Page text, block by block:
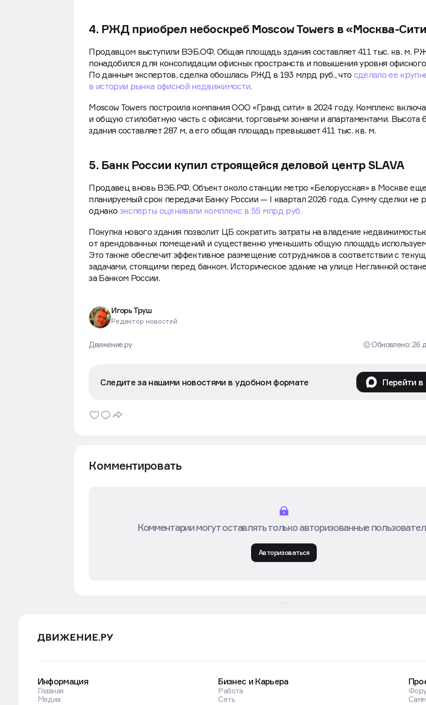
4. РЖД приобрел небоскреб Moscow Towers в «Москва-
Продавцом выступили ВЭБ.ОФ. Общая площадь здания составляет 411 тыс. кв. м.
понадобился для консолидации офисных пространств и повышения уровня офисного
По данным экспертов, сделка обошлась РЖД в 193 млрд руб., что сделало ее
в истории рынка офисной недвижимости.
Moscow Towers построила компания ООО «Гранд сити» в 2024 году. Комплекс
и общую стилобатную часть с офисами, торговыми зонами и апартаментами. Высота
здания составляет 287 м, а его общая площадь превышает 411 тыс. кв. м.
5. Банк России купил строящейся деловой центр SLAVA
Продавец вновь ВЭБ.РФ. Объект около станции метро «Белорусская» в Москве еще
планируемый срок передачи Банку России — I квартал 2026 года. Сумму сделки не
однако эксперты оценивали комплекс в 55 млрд руб.
Покупка нового здания позволит ЦБ сократить затраты на владение
от арендованных помещений и существенно уменьшить общую площадь
Это также обеспечит эффективное размещение сотрудников в соответствии с
задачами, стоящими перед банком. Историческое здание на улице Неглинной
за Банком России.
Игорь Труш
Редактор новостей
Движение.ру Обновлено: 26
Следите за нашими новостями в удобном формате Перейти
Комментировать
Комментарии могут оставлять только авторизованные
Авторизоваться